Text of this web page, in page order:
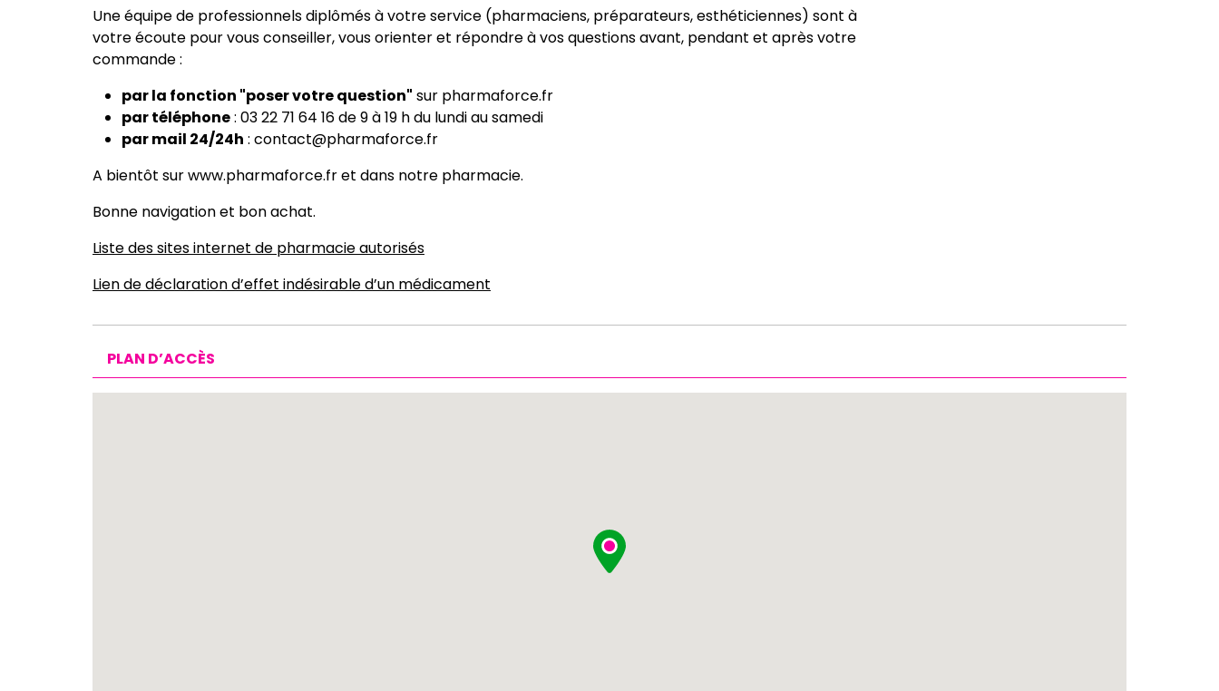
Une équipe de professionnels diplômés à votre service (pharmaciens, préparateurs, esthéticiennes) sont à
votre écoute pour vous conseiller, vous orienter et répondre à vos questions avant, pendant et après votre
commande :
par la fonction "poser votre question" sur pharmaforce.fr
par téléphone: 03 22 71 64 16 de 9 à 19 h du lundi au samedi
par mail 24/24h : contact@pharmaforce.fr
A bientôt sur www.pharmaforce.fr et dans notre pharmacie.
Bonne navigation et bon achat.
Liste des sites internet de pharmacie autorisés
Lien de déclaration d’effet indésirable d’un médicament
PLAN D’ACCÈS